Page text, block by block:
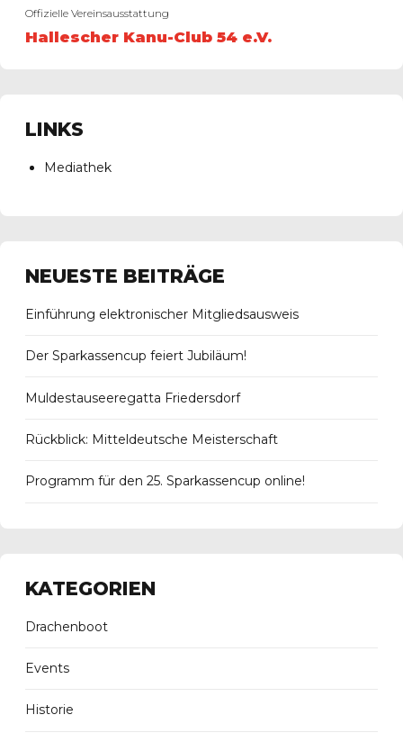
Offizielle Vereinsausstattung
Hallescher Kanu-Club 54 e.V.
LINKS
Mediathek
NEUESTE BEITRÄGE
Einführung elektronischer Mitgliedsausweis
Der Sparkassencup feiert Jubiläum!
Muldestauseeregatta Friedersdorf
Rückblick: Mitteldeutsche Meisterschaft
Programm für den 25. Sparkassencup online!
KATEGORIEN
Drachenboot
Events
Historie